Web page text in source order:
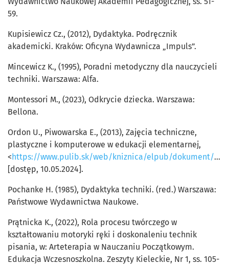
59.
Kupisiewicz Cz., (2012), Dydaktyka. Podręcznik
akademicki. Kraków: Oficyna Wydawnicza „Impuls”.
Mincewicz K., (1995), Poradni metodyczny dla nauczycieli
techniki. Warszawa: Alfa.
Montessori M., (2023), Odkrycie dziecka. Warszawa:
Bellona.
Ordon U., Piwowarska E., (2013), Zajęcia techniczne,
plastyczne i komputerowe w edukacji elementarnej,
< https://www.pulib.sk/web/kniznica/elpub/dokument/Kancir1/subor/Ordon_Piwowarska.pdf
[dostęp, 10.05.2024].
Pochanke H. (1985), Dydaktyka techniki. (red.) Warszawa:
Państwowe Wydawnictwa Naukowe.
Prątnicka K., (2022), Rola procesu twórczego w
kształtowaniu motoryki ręki i doskonaleniu technik
pisania, w: Arteterapia w Nauczaniu Początkowym.
Edukacja Wczesnoszkolna. Zeszyty Kieleckie, Nr 1, ss. 105-